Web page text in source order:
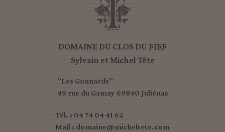
DOMAINE DU CLOS DU FIEF
Sylvain et Michel Tête
"Les Gonnards"
49 rue du Gamay 69840 Juliénas
Tél. : 04 74 04 41 62
Mail : domaine@micheltete.com